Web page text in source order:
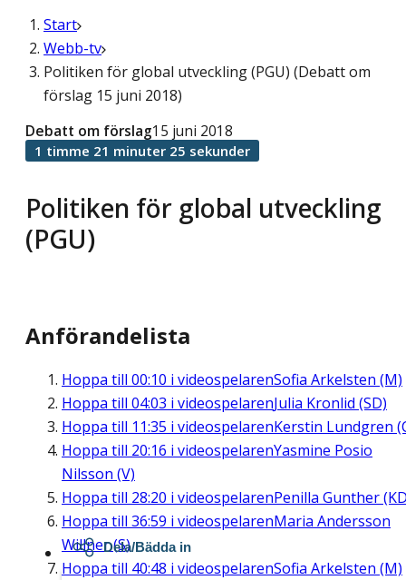
Start
Webb-tv
Politiken för global utveckling (PGU) (Debatt om
förslag 15 juni 2018)
Politiken för global utveckling
(PGU)
Debatt om förslag15 juni 2018
1 timme 21 minuter 25 sekunder
Anförandelista
Hoppa till 00:10 i videospelarenSofia Arkelsten (M)
Hoppa till 04:03 i videospelarenJulia Kronlid (SD)
Hoppa till 11:35 i videospelarenKerstin Lundgren
Hoppa till 20:16 i videospelarenYasmine Posio
Nilsson (V)
Hoppa till 28:20 i videospelarenPenilla Gunther
Hoppa till 36:59 i videospelarenMaria Andersson
Willner (S)
Hoppa till 40:48 i videospelarenSofia Arkelsten (M)
Dela/Bädda in